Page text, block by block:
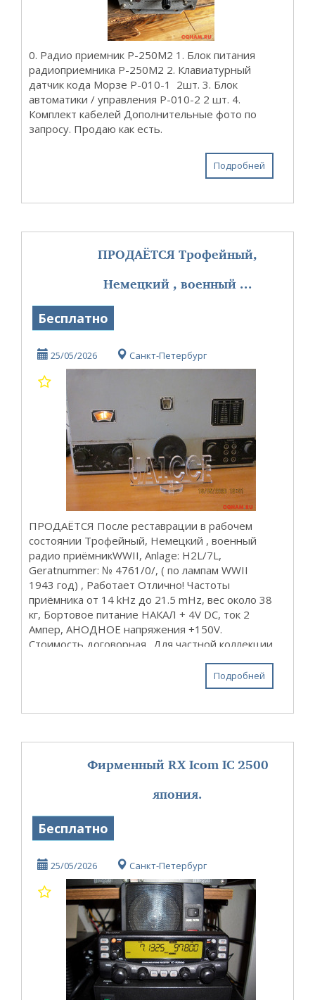
0. Радио приемник Р-250М2 1. Блок питания
радиоприемника Р-250М2 2. Клавиатурный
датчик кода Морзе Р-010-1 2шт. 3. Блок
автоматики / управления Р-010-2 2 шт. 4.
Комплект кабелей Дополнительные фото по
запросу. Продаю как есть.
Подробней
ПРОДАЁТСЯ Трофейный,
Немецкий , военный ...
Бесплатно
25/05/2026 Санкт-Петербург
ПРОДАЁТСЯ После реставрации в рабочем
состоянии Трофейный, Немецкий , военный
радио приёмникWWII, Anlage: H2L/7L,
Geratnummer: № 4761/0/, ( по лампам WWII
1943 год) , Работает Отлично! Частоты
приёмника от 14 kHz до 21.5 mHz, вес около 38
кг, Бортовое питание НАКАЛ + 4V DC, ток 2
Ампер, АНОДНОЕ напряжения +150V.
Стоимость договорная.. Для частной коллекции
Подробней
Фирменный RX Icom IC 2500
япония.
Бесплатно
25/05/2026 Санкт-Петербург